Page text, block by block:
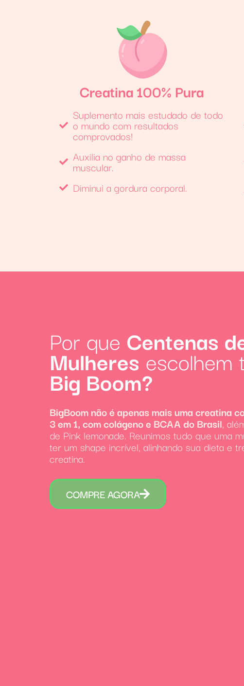
Creatina 100% Pura
Suplemento mais estudado de todo
o mundo com resultados
comprovados!
Auxilia no ganho de massa
muscular.
Diminui a gordura corporal.
Por que Centenas
Mulheresescolhem
Big Boom?
BigBoom não é apenas mais uma creatina
3 em 1, com colágeno e BCAA do Brasil,
de Pink lemonade. Reunimos tudo que uma
ter um shape incrível, alinhando sua dieta e
creatina.
COMPRE AGORA